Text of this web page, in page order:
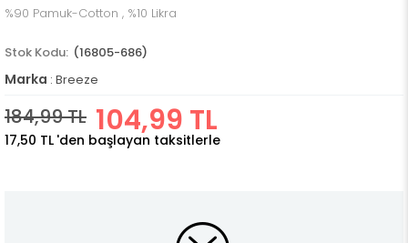
%90 Pamuk-Cotton , %10 Likra
(16805-686)
Marka : Breeze
184,99 TL 104,99 TL
17,50 TL 'den başlayan taksitlerle